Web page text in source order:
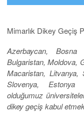
Mimarlık Dikey Geçiş
Azerbaycan,
Bulgaristan, Moldova,
Macaristan, Litvanya,
Slovenya, Estonya
olduğumuz
dikey geçiş kabul